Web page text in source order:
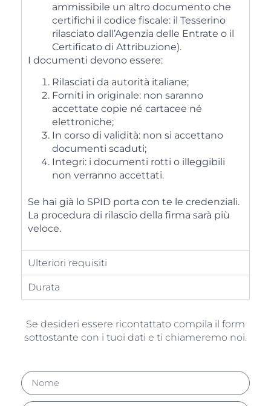
ammissibile un altro documento che
certifichi il codice fiscale: il Tesserino
rilasciato dall’Agenzia delle Entrate o il
Certificato di Attribuzione).
I documenti devono essere:
Rilasciati da autorità italiane;
Forniti in originale: non saranno
accettate copie né cartacee né
elettroniche;
In corso di validità: non si accettano
documenti scaduti;
Integri: i documenti rotti o illeggibili
non verranno accettati.
Se hai già lo SPID porta con te le credenziali.
La procedura di rilascio della firma sarà più
veloce.
Ulteriori requisiti
Durata
Se desideri essere ricontattato compila il form
sottostante con i tuoi dati e ti chiameremo noi.